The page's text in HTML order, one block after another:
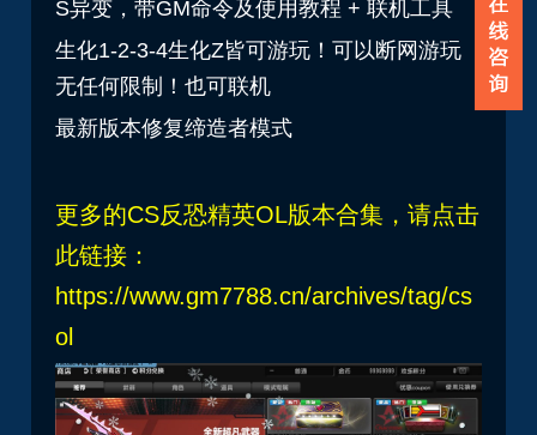
S异变，带GM命令及使用教程 + 联机工具
生化1-2-3-4生化Z皆可游玩！可以断网游玩
无任何限制！也可联机
最新版本修复缔造者模式
更多的CS反恐精英OL版本合集，请点击
此链接：
https://www.gm7788.cn/archives/tag/cs
ol